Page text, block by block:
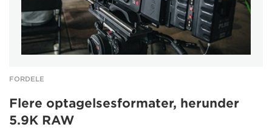
FORDELE
Flere optagelsesformater, herunder
5.9K RAW